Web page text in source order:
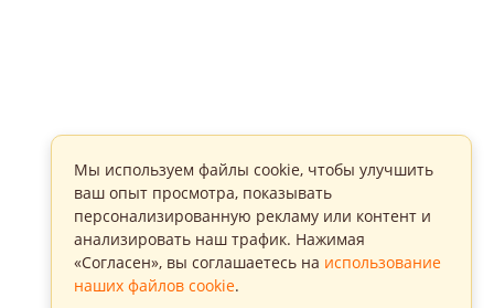
Мы используем файлы cookie, чтобы улучшить
ваш опыт просмотра, показывать
персонализированную рекламу или контент и
анализировать наш трафик. Нажимая
«Согласен», вы соглашаетесь на использование
наших файлов cookie.